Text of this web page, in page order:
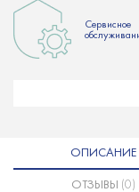
Сервисное
ОПИСАНИЕ
ОТЗЫВЫ (0)